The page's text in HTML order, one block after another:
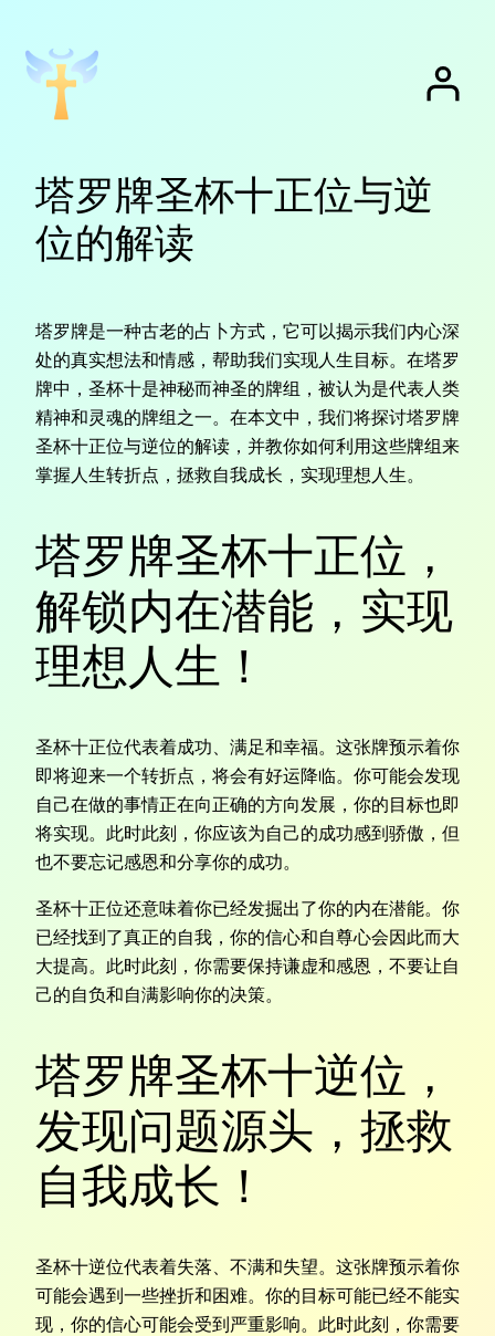
塔罗牌圣杯十正位与逆
位的解读
塔罗牌是一种古老的占卜方式，它可以揭示我们内心深
处的真实想法和情感，帮助我们实现人生目标。在塔罗
牌中，圣杯十是神秘而神圣的牌组，被认为是代表人类
精神和灵魂的牌组之一。在本文中，我们将探讨塔罗牌
圣杯十正位与逆位的解读，并教你如何利用这些牌组来
掌握人生转折点，拯救自我成长，实现理想人生。
塔罗牌圣杯十正位，
解锁内在潜能，实现
理想人生！
圣杯十正位代表着成功、满足和幸福。这张牌预示着你
即将迎来一个转折点，将会有好运降临。你可能会发现
自己在做的事情正在向正确的方向发展，你的目标也即
将实现。此时此刻，你应该为自己的成功感到骄傲，但
也不要忘记感恩和分享你的成功。
圣杯十正位还意味着你已经发掘出了你的内在潜能。你
已经找到了真正的自我，你的信心和自尊心会因此而大
大提高。此时此刻，你需要保持谦虚和感恩，不要让自
己的自负和自满影响你的决策。
塔罗牌圣杯十逆位，
发现问题源头，拯救
自我成长！
圣杯十逆位代表着失落、不满和失望。这张牌预示着你
可能会遇到一些挫折和困难。你的目标可能已经不能实
现，你的信心可能会受到严重影响。此时此刻，你需要